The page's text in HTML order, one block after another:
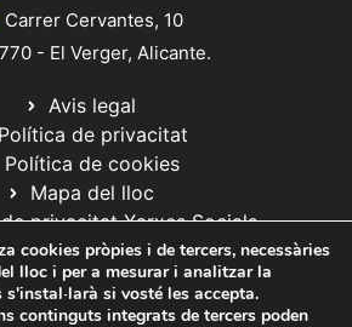
Carrer Cervantes, 10
- El Verger, Alicante.
Avis legal
Política de privacitat
Política de cookies
Mapa del lloc
privacitat Xarxes Socials
cookies pròpies i de tercers, necessàries
lloc i per a mesurar i analitzar la
s'instal·larà si vosté les accepta.
continguts integrats de tercers poden